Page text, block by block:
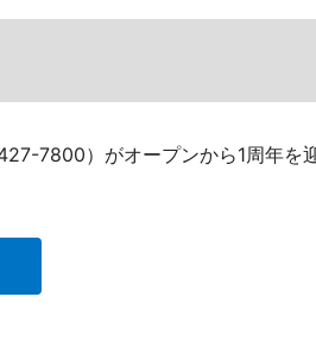
7800）がオープンから1周年を